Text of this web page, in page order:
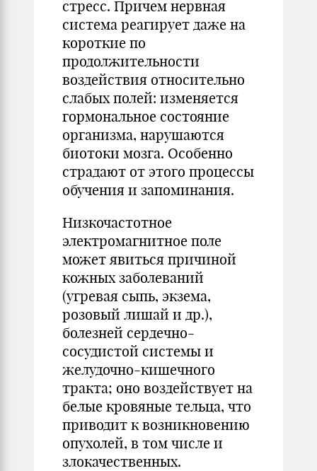
стресс. Причем нервная
система реагирует даже на
короткие по
продолжительности
воздействия относительно
слабых полей: изменяется
гормональное состояние
организма, нарушаются
биотоки мозга. Особенно
страдают от этого процессы
обучения и запоминания.
Низкочастотное
электромагнитное поле
может явиться причиной
кожных заболеваний
(угревая сыпь, экзема,
розовый лишай и др.),
болезней сердечно-
сосудистой системы и
желудочно-кишечного
тракта; оно воздействует на
белые кровяные тельца, что
приводит к возникновению
опухолей, в том числе и
злокачественных.